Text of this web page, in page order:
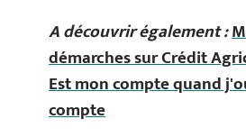
A découvrir également :
démarches sur Crédit
Est mon compte quand
compte